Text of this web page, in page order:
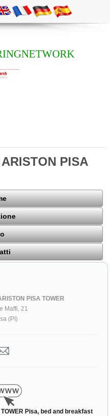
PISA
PISA TOWER
Maffi, 21
(PI)
Pisa, bed and breakfast